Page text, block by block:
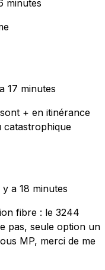
minutes
17 minutes
+ en itinérance
catastrophique
y a 18 minutes
fibre : le 3244
pas, seule option un
MP, merci de me